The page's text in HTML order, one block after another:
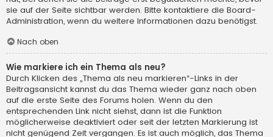
sie auf der Seite sichtbar werden. Bitte kontaktiere die Board-
Administration, wenn du weitere Informationen dazu benötigst.
Nach oben
Wie markiere ich ein Thema als neu?
Durch Klicken des „Thema als neu markieren“-Links in der
Beitragsansicht kannst du das Thema wieder ganz nach oben
auf die erste Seite des Forums holen. Wenn du den
entsprechenden Link nicht siehst, dann ist die Funktion
möglicherweise deaktiviert oder seit der letzten Markierung ist
nicht genügend Zeit vergangen. Es ist auch möglich, das Thema